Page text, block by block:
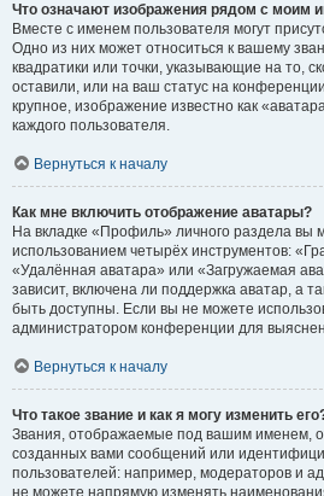
Что означают изображения рядом с моим
Вместе с именем пользователя могут
Одно из них может относиться к вашему
квадратики или точки, указывающие на то,
оставили, или на ваш статус на
крупное, изображение известно как
каждого пользователя.
Вернуться к началу
Как мне включить отображение аватары?
На вкладке «Профиль» личного раздела вы
использованием четырёх инструментов:
«Удалённая аватара» или «Загружаемая
зависит, включена ли поддержка аватар, а
быть доступны. Если вы не можете
администратором конференции для
Вернуться к началу
Что такое звание и как я могу изменить
Звания, отображаемые под вашим именем,
созданных вами сообщений или
пользователей: например, модераторов и